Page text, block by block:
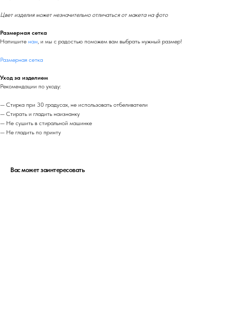
Цвет изделия может незначительно отличаться от макета на фото
Размерная сетка
Напишите нам , и мы с радостью поможем вам выбрать нужный размер!
Размерная сетка
Уход за изделием
Рекомендации по уходу:
— Стирка при 30 градусах, не использовать отбеливатели
— Стирать и гладить наизнанку
— Не сушить в стиральной машинке
— Не гладить по принту
Вас может заинтересовать